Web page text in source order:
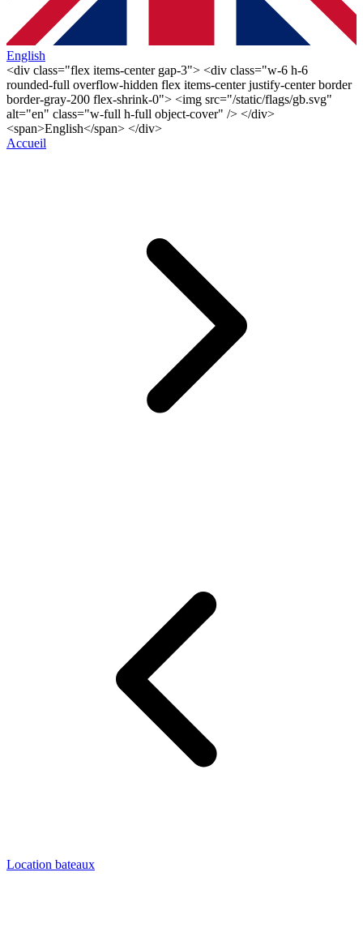
English
<div class="flex items-center gap-3"> <div class="w-6 h-6
rounded-full overflow-hidden flex items-center justify-center border
border-gray-200 flex-shrink-0"> <img src="/static/flags/gb.svg"
alt="en" class="w-full h-full object-cover" /> </div>
<span>English</span> </div>
Accueil
Location bateaux